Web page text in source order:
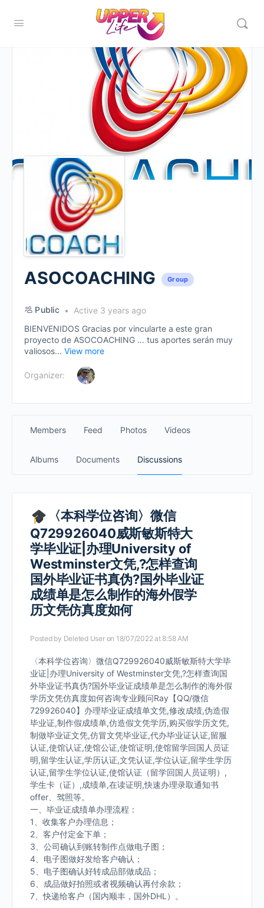
ASOCOACHING Group
Public
Active 3 years ago
BIENVENIDOS Gracias por vincularte a este gran
proyecto de ASOCOACHING … tus aportes serán muy
valiosos... View more
Organizer:
Members Feed Photos Videos
Albums Documents Discussions
〈本科学位咨询〉微信
Q729926040威斯敏斯特大
学毕业证|办理University of
Westminster文凭,?怎样查询
国外毕业证书真伪?国外毕业证
成绩单是怎么制作的海外假学
历文凭仿真度如何
Posted by Deleted User on 18/07/2022 at 8:58 AM
〈本科学位咨询〉微信Q729926040威斯敏斯特大学毕
业证|办理University of Westminster文凭,?怎样查询国
外毕业证书真伪?国外毕业证成绩单是怎么制作的海外假
学历文凭仿真度如何咨询专业顾问Ray【QQ/微信
729926040】办理毕业证成绩单文凭,修改成绩,伪造假
毕业证,制作假成绩单,仿造假文凭学历,购买假学历文凭,
制做毕业证文凭,仿冒文凭毕业证,代办毕业证认证,留服
认证,使馆认证,使馆公证,使馆证明,使馆留学回国人员证
明,留学生认证,学历认证,文凭认证,学位认证,留学生学历
认证,留学生学位认证,使馆认证（留学回国人员证明）,
学生卡（证）,成绩单,在读证明,快速办理录取通知书
offer、驾照等。
一、毕业证成绩单办理流程：
1、收集客户办理信息；
2、客户付定金下单；
3、公司确认到账转制作点做电子图；
4、电子图做好发给客户确认；
5、电子图确认好转成品部做成品；
6、成品做好拍照或者视频确认再付余款；
7、快递给客户（国内顺丰，国外DHL）。